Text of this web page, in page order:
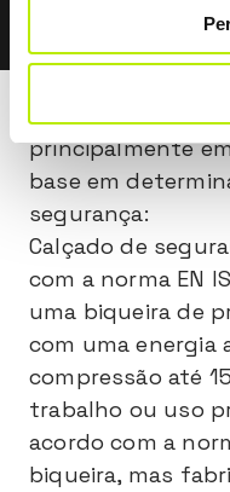
O calçado de
principalmente
base em
segurança:
Calçado de
com a norma EN
uma biqueira de
com uma energia
compressão até
trabalho ou uso
acordo com a
biqueira, mas